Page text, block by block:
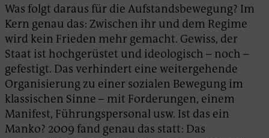
Was folgt daraus für die Aufstandsbewegung? Im
Kern genau das: Zwischen ihr und dem Regime
wird kein Frieden mehr gemacht. Gewiss, der
Staat ist hochgerüstet und ideologisch – noch –
gefestigt. Das verhindert eine weitergehende
Organisierung zu einer sozialen Bewegung im
klassischen Sinne – mit Forderungen, einem
Manifest, Führungspersonal usw. Ist das ein
Manko? 2009 fand genau das statt: Das